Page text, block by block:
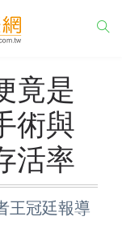
竟是
術與
活率
王冠廷報導